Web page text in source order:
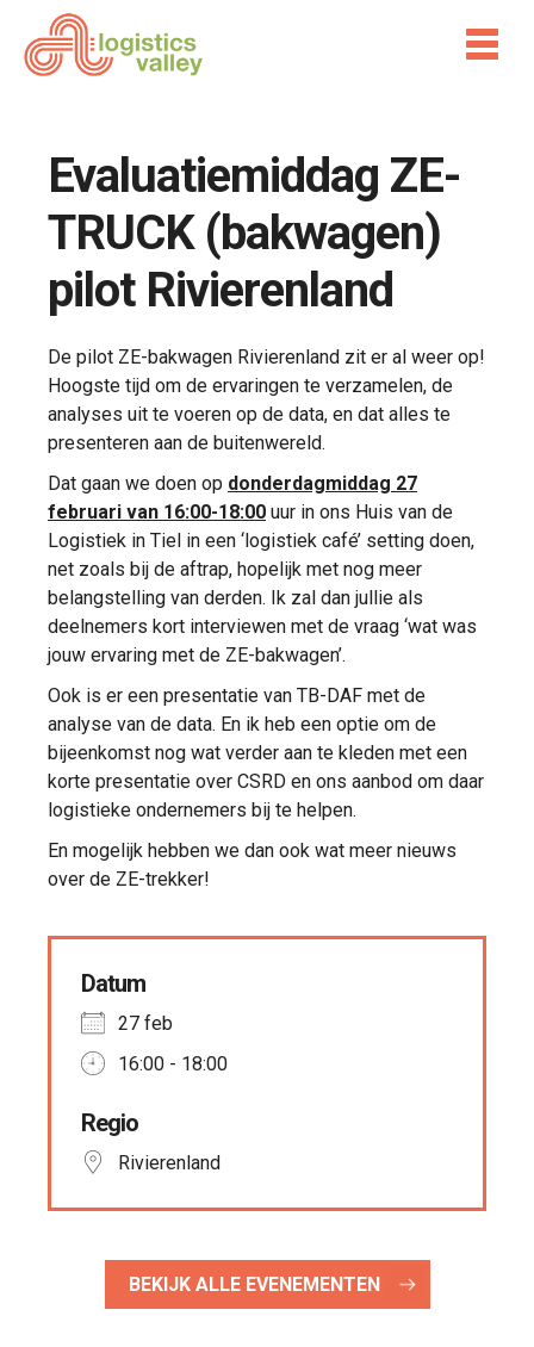
Evaluatiemiddag ZE-
TRUCK (bakwagen)
pilot Rivierenland
De pilot ZE-bakwagen Rivierenland zit er al weer op!
Hoogste tijd om de ervaringen te verzamelen, de
analyses uit te voeren op de data, en dat alles te
presenteren aan de buitenwereld.
Dat gaan we doen op donderdagmiddag 27
februari van 16:00-18:00 uur in ons Huis van de
Logistiek in Tiel in een ‘logistiek café’ setting doen,
net zoals bij de aftrap, hopelijk met nog meer
belangstelling van derden. Ik zal dan jullie als
deelnemers kort interviewen met de vraag ‘wat was
jouw ervaring met de ZE-bakwagen’.
Ook is er een presentatie van TB-DAF met de
analyse van de data. En ik heb een optie om de
bijeenkomst nog wat verder aan te kleden met een
korte presentatie over CSRD en ons aanbod om daar
logistieke ondernemers bij te helpen.
En mogelijk hebben we dan ook wat meer nieuws
over de ZE-trekker!
Datum
27 feb
16:00 - 18:00
Regio
Rivierenland
BEKIJK ALLE EVENEMENTEN